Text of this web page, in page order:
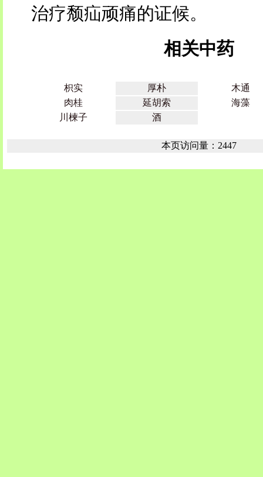
治疗颓疝顽痛的证候。
相关中药
枳实 厚朴
木通
肉桂
延胡索
海藻
川楝子
酒
本页访问量：2447